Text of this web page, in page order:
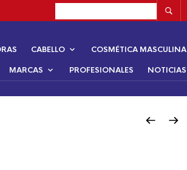
CABELLO COSMÉTICA MASCULINA
MARCAS PROFESIONALES NOTICIAS